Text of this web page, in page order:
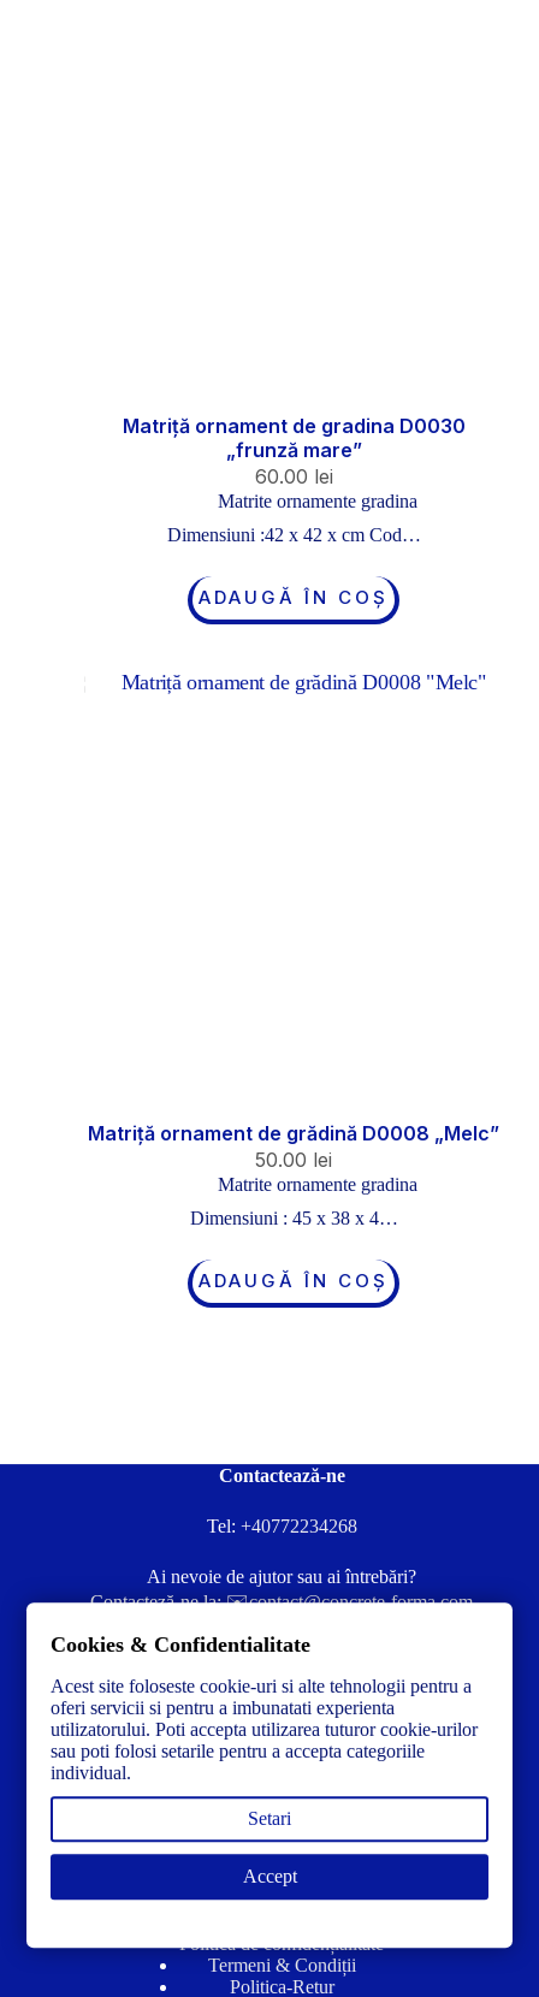
Matriță ornament de gradina D0030
„frunză mare”
60.00 lei
Matrite ornamente gradina
Dimensiuni :42 x 42 x cm Cod…
ADAUGĂ ÎN COȘ
Matriță ornament de grădină D0008 „Melc”
50.00 lei
Matrite ornamente gradina
Dimensiuni : 45 x 38 x 4…
ADAUGĂ ÎN COȘ
Contactează-ne
Tel: +40772234268
Ai nevoie de ajutor sau ai întrebări?
Contacteză-ne la:✉️contact@concrete-forma.com
Link-uri utile
Politică de confidențialitate
Termeni & Condiții
Politica-Retur
Cookies & Confidentialitate
Acest site foloseste cookie-uri si alte tehnologii pentru a
oferi servicii si pentru a imbunatati experienta
utilizatorului. Poti accepta utilizarea tuturor cookie-urilor
sau poti folosi setarile pentru a accepta categoriile
individual.
Setari
Accept